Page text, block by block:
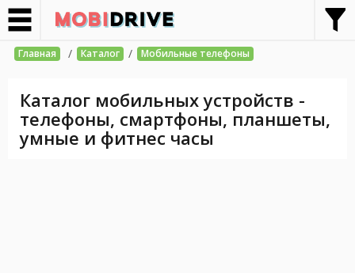
Главная / Каталог / Мобильные телефоны
Каталог мобильных устройств -
телефоны, смартфоны, планшеты,
умные и фитнес часы